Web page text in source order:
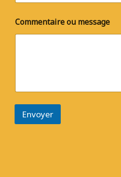
Commentaire ou message
Envoyer